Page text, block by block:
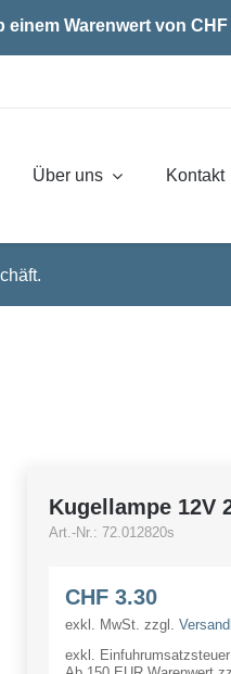
Warenwert von CHF
Über uns Kontakt
Kugellampe 12V
Art.-Nr.: 72.012820s
CHF3.30
exkl. MwSt. zzgl.
exkl.